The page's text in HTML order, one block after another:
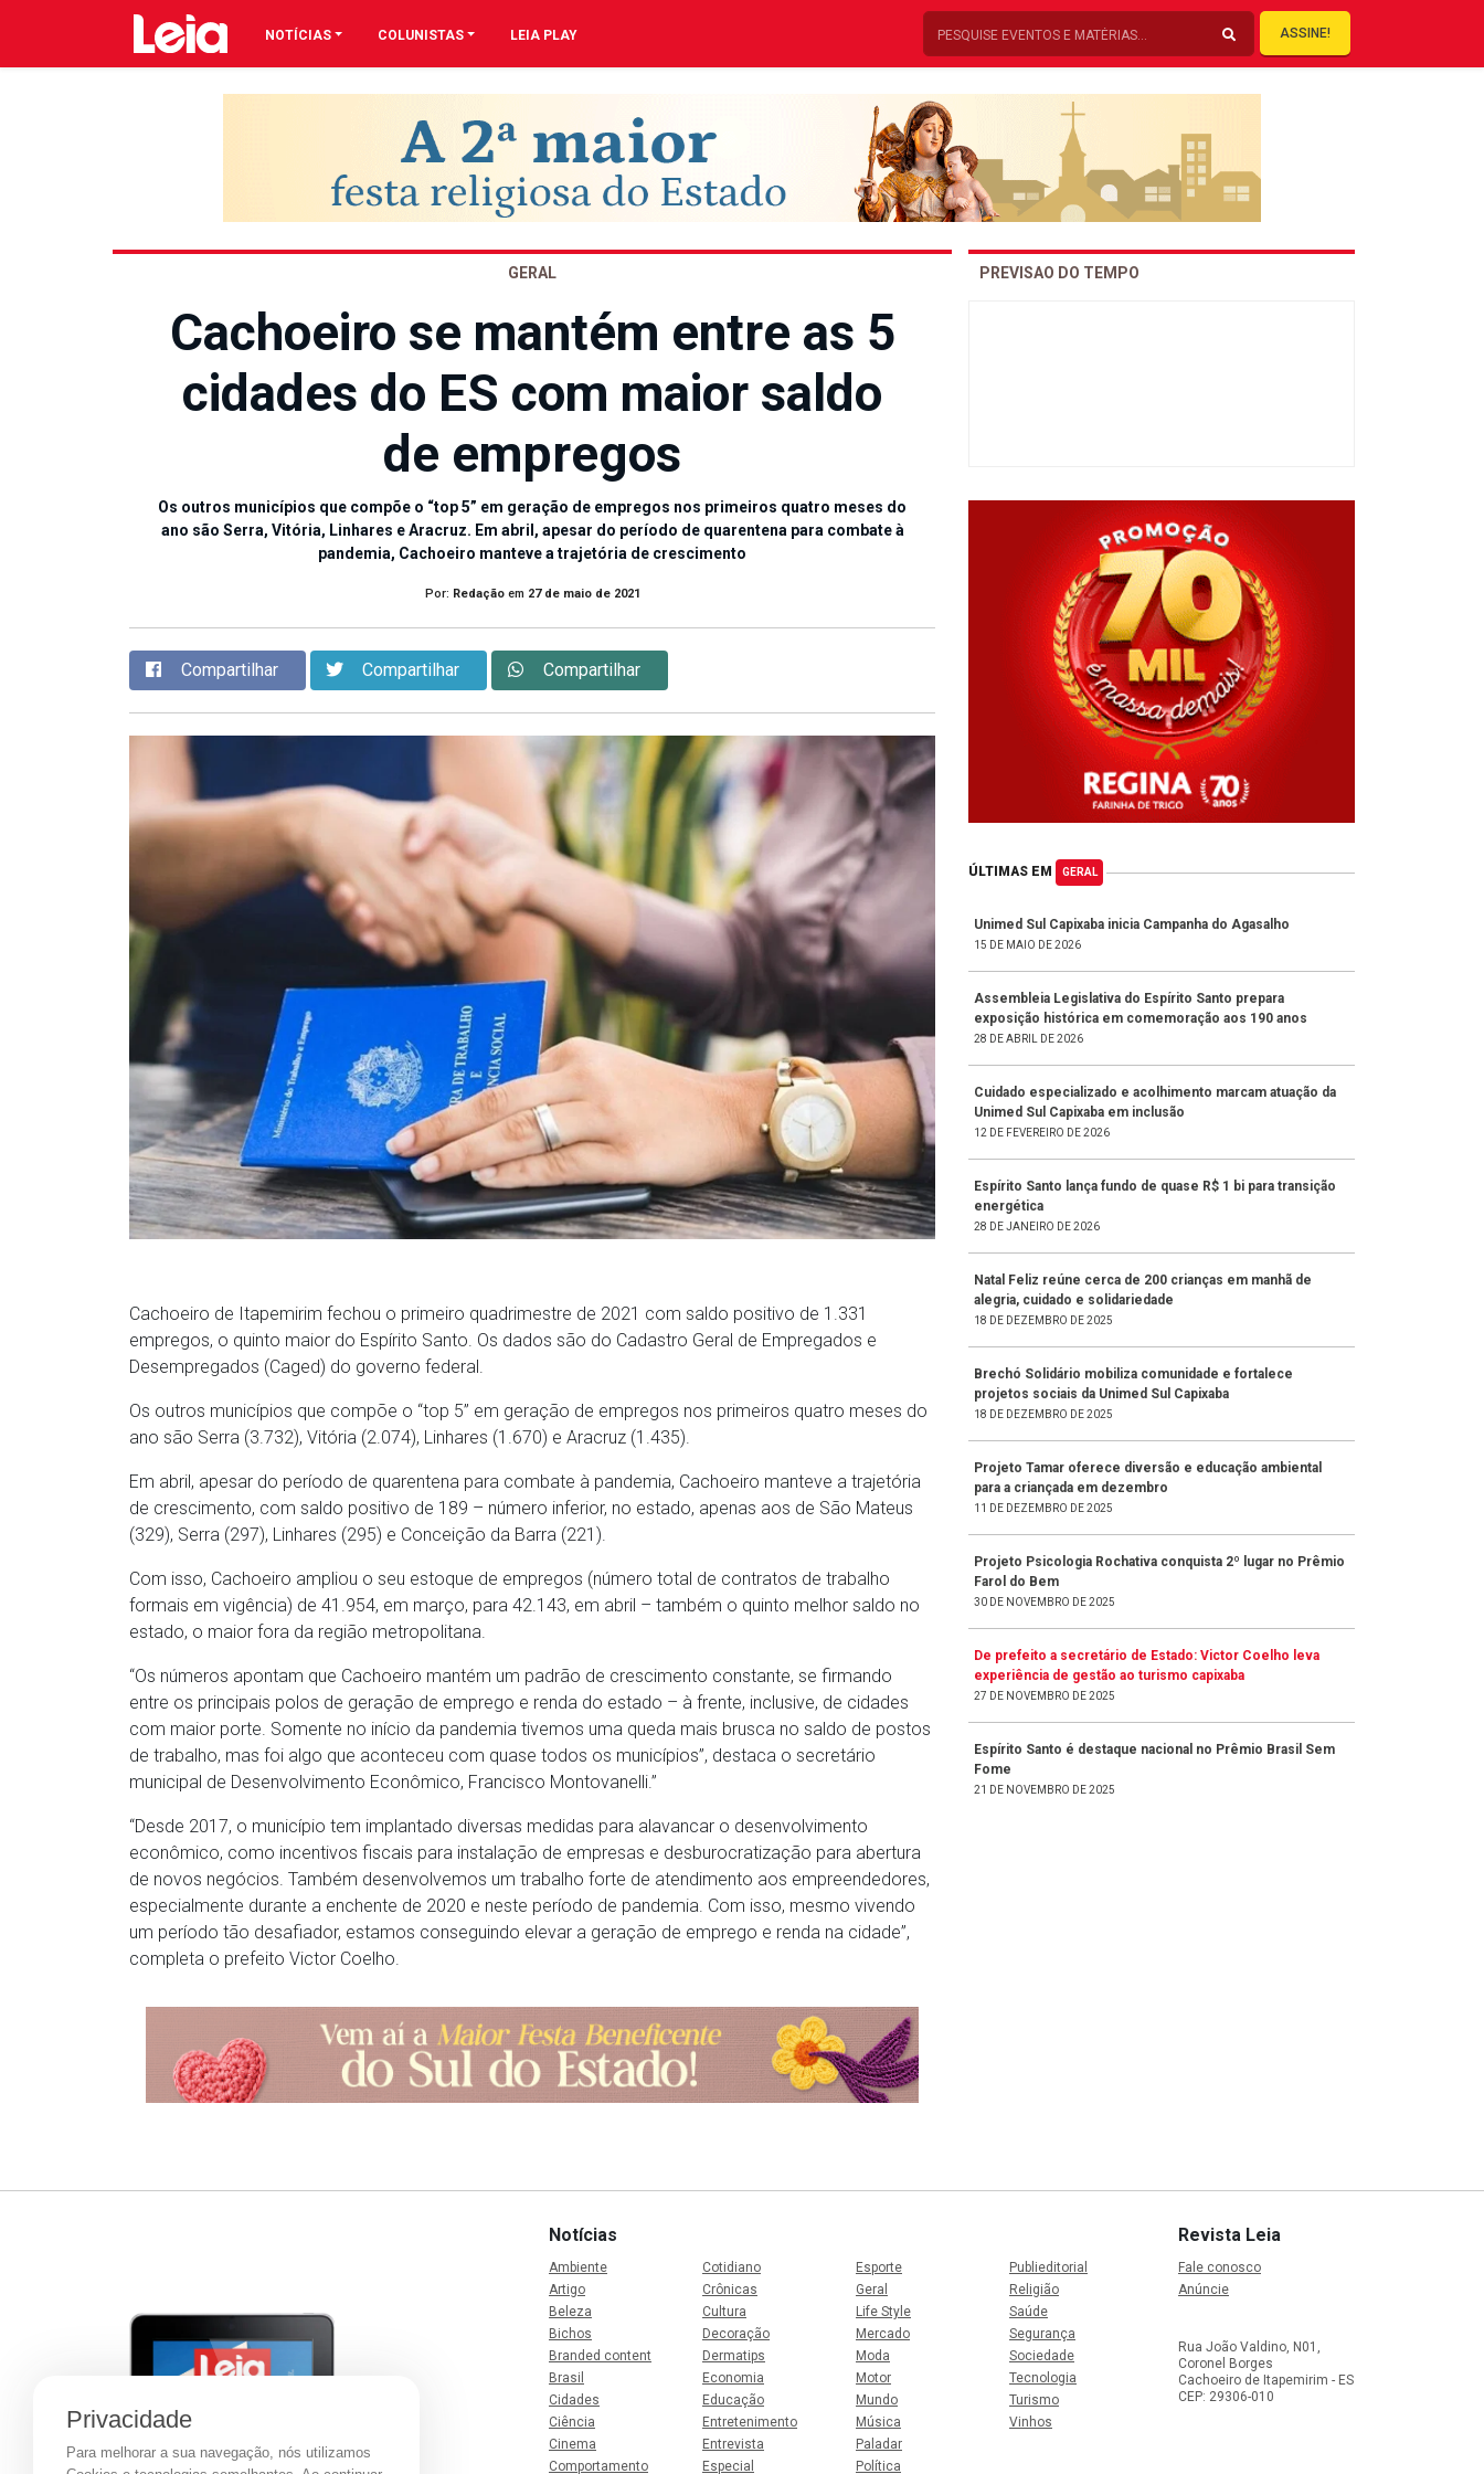
NOTÍCIAS COLUNISTAS LEIA PLAY ASSINE!
GERAL
Cachoeiro se mantém entre as 5
cidades do ES com maior saldo
de empregos
Os outros municípios que compõe o “top 5” em geração de empregos nos primeiros quatro meses do
ano são Serra, Vitória, Linhares e Aracruz. Em abril, apesar do período de quarentena para combate à
pandemia, Cachoeiro manteve a trajetória de crescimento
Por: Redaçãoem 27 de maio de 2021
Compartilhar Compartilhar Compartilhar
Cachoeiro de Itapemirim fechou o primeiro quadrimestre de 2021 com saldo positivo de 1.331
empregos, o quinto maior do Espírito Santo. Os dados são do Cadastro Geral de Empregados e
Desempregados (Caged) do governo federal.
Os outros municípios que compõe o “top 5” em geração de empregos nos primeiros quatro meses do
ano são Serra (3.732), Vitória (2.074), Linhares (1.670) e Aracruz (1.435).
Em abril, apesar do período de quarentena para combate à pandemia, Cachoeiro manteve a trajetória
de crescimento, com saldo positivo de 189 – número inferior, no estado, apenas aos de São Mateus
(329), Serra (297), Linhares (295) e Conceição da Barra (221).
Com isso, Cachoeiro ampliou o seu estoque de empregos (número total de contratos de trabalho
formais em vigência) de 41.954, em março, para 42.143, em abril – também o quinto melhor saldo no
estado, o maior fora da região metropolitana.
“Os números apontam que Cachoeiro mantém um padrão de crescimento constante, se firmando
entre os principais polos de geração de emprego e renda do estado – à frente, inclusive, de cidades
com maior porte. Somente no início da pandemia tivemos uma queda mais brusca no saldo de postos
de trabalho, mas foi algo que aconteceu com quase todos os municípios”, destaca o secretário
municipal de Desenvolvimento Econômico, Francisco Montovanelli.”
“Desde 2017, o município tem implantado diversas medidas para alavancar o desenvolvimento
econômico, como incentivos fiscais para instalação de empresas e desburocratização para abertura
de novos negócios. Também desenvolvemos um trabalho forte de atendimento aos empreendedores,
especialmente durante a enchente de 2020 e neste período de pandemia. Com isso, mesmo vivendo
um período tão desafiador, estamos conseguindo elevar a geração de emprego e renda na cidade”,
completa o prefeito Victor Coelho.
PREVISAO DO TEMPO
ÚLTIMAS EM GERAL
Unimed Sul Capixaba inicia Campanha do Agasalho
15 DE MAIO DE 2026
Assembleia Legislativa do Espírito Santo prepara
exposição histórica em comemoração aos 190 anos
28 DE ABRIL DE 2026
Cuidado especializado e acolhimento marcam atuação da
Unimed Sul Capixaba em inclusão
12 DE FEVEREIRO DE 2026
Espírito Santo lança fundo de quase R$ 1 bi para transição
energética
28 DE JANEIRO DE 2026
Natal Feliz reúne cerca de 200 crianças em manhã de
alegria, cuidado e solidariedade
18 DE DEZEMBRO DE 2025
Brechó Solidário mobiliza comunidade e fortalece
projetos sociais da Unimed Sul Capixaba
18 DE DEZEMBRO DE 2025
Projeto Tamar oferece diversão e educação ambiental
para a criançada em dezembro
11 DE DEZEMBRO DE 2025
Projeto Psicologia Rochativa conquista 2º lugar no Prêmio
Farol do Bem
30 DE NOVEMBRO DE 2025
De prefeito a secretário de Estado: Victor Coelho leva
experiência de gestão ao turismo capixaba
27 DE NOVEMBRO DE 2025
Espírito Santo é destaque nacional no Prêmio Brasil Sem
Fome
21 DE NOVEMBRO DE 2025
Notícias
Ambiente
Artigo
Beleza
Bichos
Branded content
Brasil
Cidades
Ciência
Cinema
Comportamento
Cotidiano
Crônicas
Cultura
Decoração
Dermatips
Economia
Educação
Entretenimento
Entrevista
Especial
Esporte
Geral
Life Style
Mercado
Moda
Motor
Mundo
Música
Paladar
Política
Publieditorial
Religião
Saúde
Segurança
Sociedade
Tecnologia
Turismo
Vinhos
Revista Leia
Fale conosco
Anúncie
Rua João Valdino, N01,
Coronel Borges
Cachoeiro de Itapemirim - ES
CEP: 29306-010
Privacidade
Para melhorar a sua navegação, nós utilizamos